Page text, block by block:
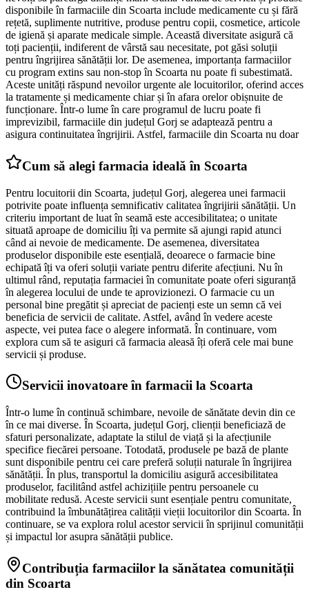
disponibile în farmaciile din Scoarta include medicamente cu și fără
rețetă, suplimente nutritive, produse pentru copii, cosmetice, articole
de igienă și aparate medicale simple. Această diversitate asigură că
toți pacienții, indiferent de vârstă sau necesitate, pot găsi soluții
pentru îngrijirea sănătății lor. De asemenea, importanța farmaciilor
cu program extins sau non-stop în Scoarta nu poate fi subestimată.
Aceste unități răspund nevoilor urgente ale locuitorilor, oferind acces
la tratamente și medicamente chiar și în afara orelor obișnuite de
funcționare. Într-o lume în care programul de lucru poate fi
imprevizibil, farmaciile din județul Gorj se adaptează pentru a
asigura continuitatea îngrijirii. Astfel, farmaciile din Scoarta nu doar
Cum să alegi farmacia ideală în Scoarta
Pentru locuitorii din Scoarta, județul Gorj, alegerea unei farmacii
potrivite poate influența semnificativ calitatea îngrijirii sănătății. Un
criteriu important de luat în seamă este accesibilitatea; o unitate
situată aproape de domiciliu îți va permite să ajungi rapid atunci
când ai nevoie de medicamente. De asemenea, diversitatea
produselor disponibile este esențială, deoarece o farmacie bine
echipată îți va oferi soluții variate pentru diferite afecțiuni. Nu în
ultimul rând, reputația farmaciei în comunitate poate oferi siguranță
în alegerea locului de unde te aprovizionezi. O farmacie cu un
personal bine pregătit și apreciat de pacienți este un semn că vei
beneficia de servicii de calitate. Astfel, având în vedere aceste
aspecte, vei putea face o alegere informată. În continuare, vom
explora cum să te asiguri că farmacia aleasă îți oferă cele mai bune
servicii și produse.
Servicii inovatoare în farmacii la Scoarta
Într-o lume în continuă schimbare, nevoile de sănătate devin din ce
în ce mai diverse. În Scoarta, județul Gorj, clienții beneficiază de
sfaturi personalizate, adaptate la stilul de viață și la afecțiunile
specifice fiecărei persoane. Totodată, produsele pe bază de plante
sunt disponibile pentru cei care preferă soluții naturale în îngrijirea
sănătății. În plus, transportul la domiciliu asigură accesibilitatea
produselor, facilitând astfel achizițiile pentru persoanele cu
mobilitate redusă. Aceste servicii sunt esențiale pentru comunitate,
contribuind la îmbunătățirea calității vieții locuitorilor din Scoarta. În
continuare, se va explora rolul acestor servicii în sprijinul comunității
și impactul lor asupra sănătății publice.
Contribuția farmaciilor la sănătatea comunității
din Scoarta